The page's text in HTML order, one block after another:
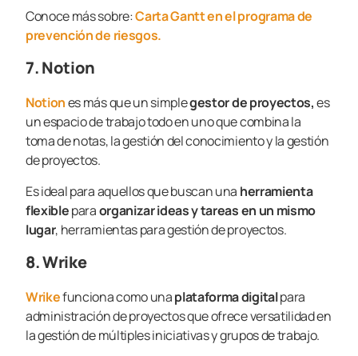
Conoce más sobre:Carta Gantt en el programa de
prevención de riesgos.
7. Notion
Notiones más que un simplegestor de proyectos,es
un espacio de trabajo todo en uno que combina la
toma de notas, la gestión del conocimiento y la gestión
de proyectos.
Es ideal para aquellos que buscan una herramienta
flexibleparaorganizar ideas y tareas en un mismo
lugar, herramientas para gestión de proyectos.
8. Wrike
Wrikefunciona como unaplataforma digitalpara
administración de proyectos que ofrece versatilidad en
la gestión de múltiples iniciativas y grupos de trabajo.